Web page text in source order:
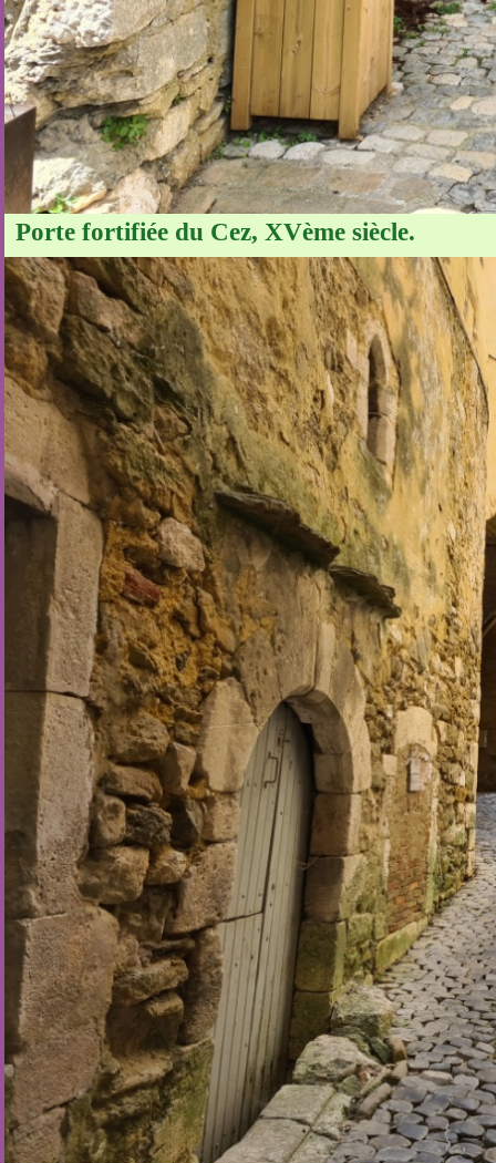
Porte fortifiée du Cez, XVème siècle.